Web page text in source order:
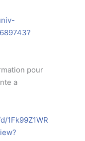
pour
a
1Fk99Z1WR